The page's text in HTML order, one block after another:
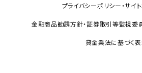
プライバシーポリシー・サイ
金融商品勧誘方針・証券取引等監視委
貸金業法に基づく